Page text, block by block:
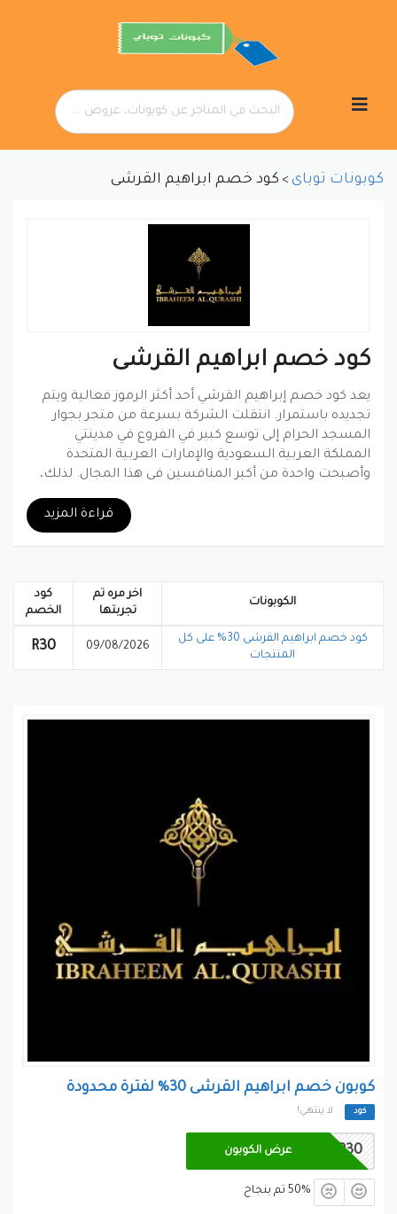
إلى
كوبونات توباى > كود خصم ابراهيم القرشى
قراءة المزيد
كود خصم ابراهيم القرشى
يعد كود خصم إبراهيم القرشي أحد أكثر الرموز فعالية ويتم
تجديده باستمرار. انتقلت الشركة بسرعة من متجر بجوار
المسجد الحرام إلى توسع كبير في الفروع في مدينتي
المملكة العربية السعودية والإمارات العربية المتحدة
وأصبحت واحدة من أكبر المنافسين في هذا المجال. لذلك،
كود خصم إبراهيم القرشي أو استخدم كوبون الخصم
واستمتع بالخصم الفوري مع الخصم الإضافي.
الكوبونات
اخر مره تم
تجربتها
كود
الخصم
كود خصم ابراهيم القرشى 30% على كل
المنتجات
09/08/2026
R30
كوبون خصم ابراهيم القرشى 30% لفترة محدودة
كود لا ينتهي!
R30 عرض الكوبون
50% تم بنجاح